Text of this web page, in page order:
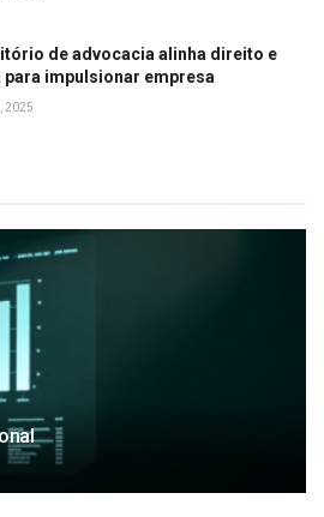
de advocacia alinha direito e
impulsionar empresa
2025